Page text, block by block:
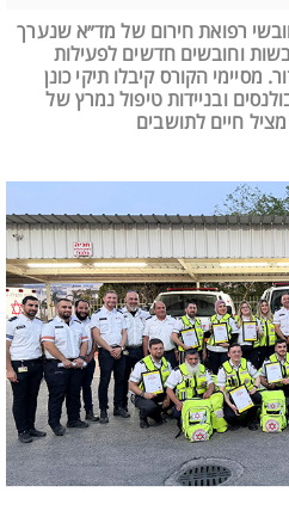
רפואת חירום של מד״א שנערך
ובסיומו הצטרפו 23 חובשות וחובשים חדשים לפעילות
מסיימי הקורס קיבלו תיקי כונן
ובניידות טיפול נמרץ של
חיים לתושבים